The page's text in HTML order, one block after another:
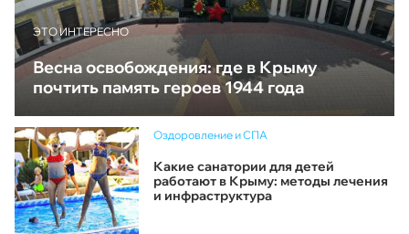
ЭТО ИНТЕРЕСНО
Весна освобождения: где в Крыму
почтить память героев 1944 года
Оздоровление и СПА
Какие санатории для детей
работают в Крыму: методы лечения
и инфраструктура